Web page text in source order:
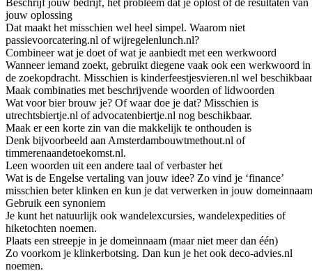
Beschrijf jouw bedrijf, het probleem dat je oplost of de resultaten van
jouw oplossing
Dat maakt het misschien wel heel simpel. Waarom niet
passievoorcatering.nl of wijregelenlunch.nl?
Combineer wat je doet of wat je aanbiedt met een werkwoord
Wanneer iemand zoekt, gebruikt diegene vaak ook een werkwoord in
de zoekopdracht. Misschien is kinderfeestjesvieren.nl wel
Maak combinaties met beschrijvende woorden of lidwoorden
Wat voor bier brouw je? Of waar doe je dat? Misschien is
utrechtsbiertje.nl of advocatenbiertje.nl nog beschikbaar.
Maak er een korte zin van die makkelijk te onthouden is
Denk bijvoorbeeld aan Amsterdambouwtmethout.nl of
timmerenaandetoekomst.nl.
Leen woorden uit een andere taal of verbaster het
Wat is de Engelse vertaling van jouw idee? Zo vind je ‘finance’
misschien beter klinken en kun je dat verwerken in jouw
Gebruik een synoniem
Je kunt het natuurlijk ook wandelexcursies, wandelexpedities of
hiketochten noemen.
Plaats een streepje in je domeinnaam (maar niet meer dan één)
Zo voorkom je klinkerbotsing. Dan kun je het ook deco-advies.nl
noemen.